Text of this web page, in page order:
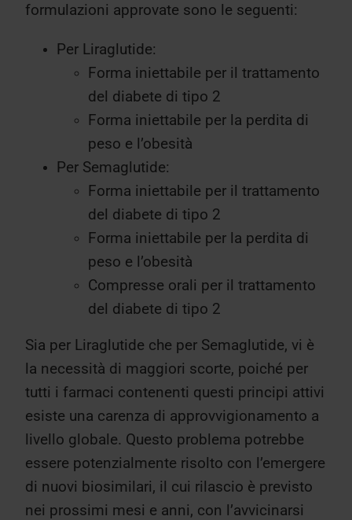
formulazioni approvate sono le seguenti:
Per Liraglutide:
Forma iniettabile per il trattamento
del diabete di tipo 2
Forma iniettabile per la perdita di
peso e l’obesità
Per Semaglutide:
Forma iniettabile per il trattamento
del diabete di tipo 2
Forma iniettabile per la perdita di
peso e l’obesità
Compresse orali per il trattamento
del diabete di tipo 2
Sia per Liraglutide che per Semaglutide, vi è
la necessità di maggiori scorte, poiché per
tutti i farmaci contenenti questi principi attivi
esiste una carenza di approvvigionamento a
livello globale. Questo problema potrebbe
essere potenzialmente risolto con l’emergere
di nuovi biosimilari, il cui rilascio è previsto
nei prossimi mesi e anni, con l’avvicinarsi